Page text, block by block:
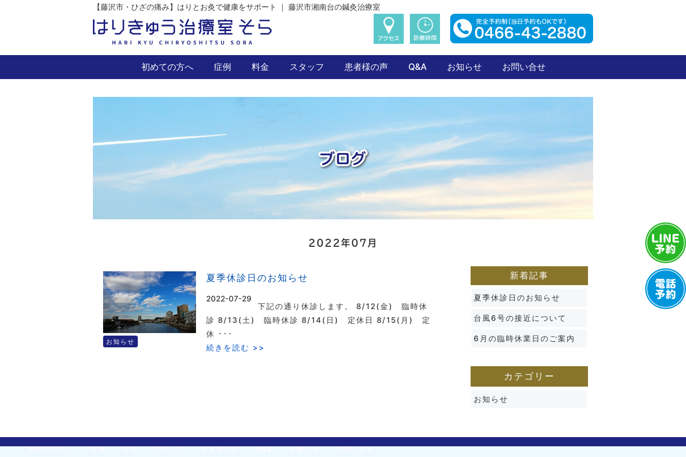
【藤沢市・ひざの痛み】はりとお灸で健康をサポート ｜ 藤沢市湘南台の鍼灸治療室
初めての方へ 症例 料金 スタッフ 患者様の声 Q&A お知らせ お問い合せ
2022年07月
お知らせ
夏季休診日のお知らせ
2022-07-29
下記の通り休診します。 8/12(金) 臨時休
診 8/13(土) 臨時休診 8/14(日) 定休日 8/15(月) 定
休 ･･･
続きを読む >>
新着記事
夏季休診日のお知らせ
台風6号の接近について
6月の臨時休業日のご案内
カテゴリー
お知らせ